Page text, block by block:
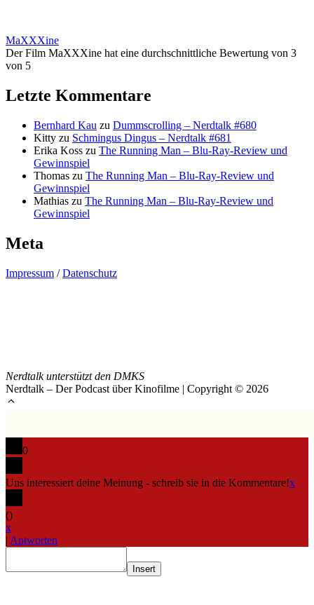
MaXXXine
Der Film MaXXXine hat eine durchschnittliche Bewertung von 3
von 5
Letzte Kommentare
Bernhard Kau zu Dummscrolling – Nerdtalk #680
Kitty zu Schmingus Dingus – Nerdtalk #681
Erika Koss zu The Running Man – Blu-Ray-Review und
Gewinnspiel
Thomas zu The Running Man – Blu-Ray-Review und
Gewinnspiel
Mathias zu The Running Man – Blu-Ray-Review und
Gewinnspiel
Meta
Impressum /Datenschutz
Nerdtalk unterstützt den DMKS
Nerdtalk – Der Podcast über Kinofilme | Copyright © 2026
0
Uns interessiert deine Meinung - schreib sie in die Kommentare!x
()
x
| Antworten
Insert